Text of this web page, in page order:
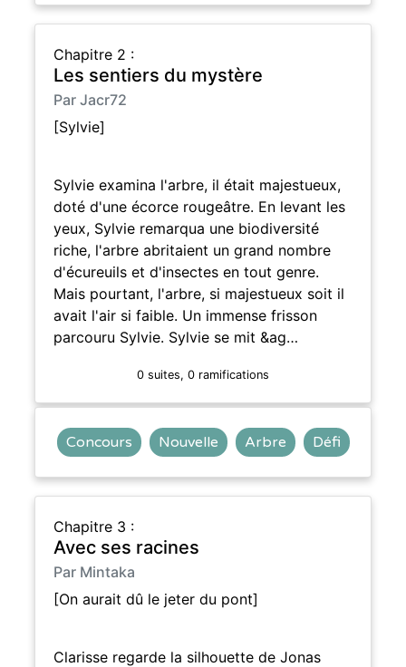
Chapitre 2 :
Les sentiers du mystère
Par Jacr72
[Sylvie]
Sylvie examina l'arbre, il était majestueux,
doté d'une écorce rougeâtre. En levant les
yeux, Sylvie remarqua une biodiversité
riche, l'arbre abritaient un grand nombre
d'écureuils et d'insectes en tout genre.
Mais pourtant, l'arbre, si majestueux soit il
avait l'air si faible. Un immense frisson
parcouru Sylvie. Sylvie se mit &ag…
0 suites, 0 ramifications
Concours Nouvelle Arbre Défi
Chapitre 3 :
Avec ses racines
Par Mintaka
[On aurait dû le jeter du pont]
Clarisse regarde la silhouette de Jonas